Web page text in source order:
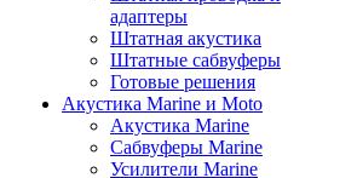
адаптеры
Штатная акустика
Штатные сабвуферы
Готовые решения
Акустика Marine и Moto
Акустика Marine
Сабвуферы Marine
Усилители Marine